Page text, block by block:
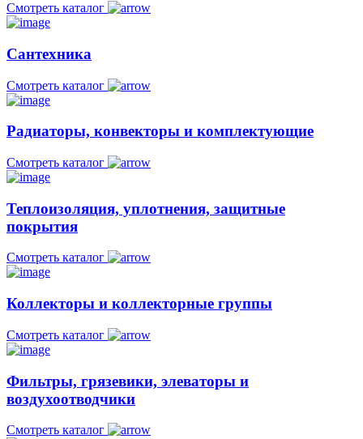
Смотреть каталог
Сантехника
Смотреть каталог
Радиаторы, конвекторы и комплектующие
Смотреть каталог
Теплоизоляция, уплотнения, защитные
покрытия
Смотреть каталог
Коллекторы и коллекторные группы
Смотреть каталог
Фильтры, грязевики, элеваторы и
воздухоотводчики
Смотреть каталог